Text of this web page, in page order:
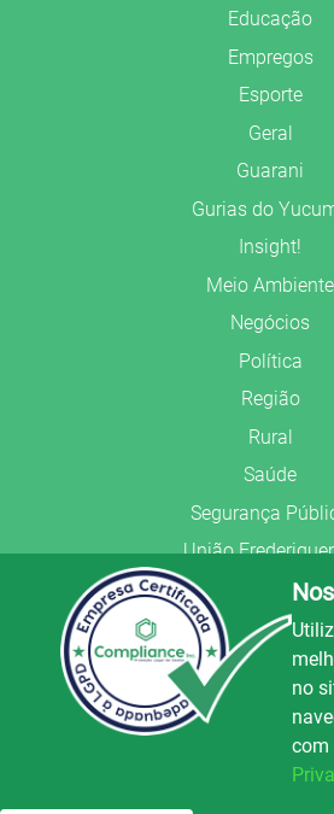
Educação
Empregos
Esporte
Geral
Guarani
Gurias do
Insight!
Meio Ambiente
Negócios
Política
Região
Rural
Saúde
Segurança
União
© Copyright 2022.
Todos os direitos
Preparado no
no
com